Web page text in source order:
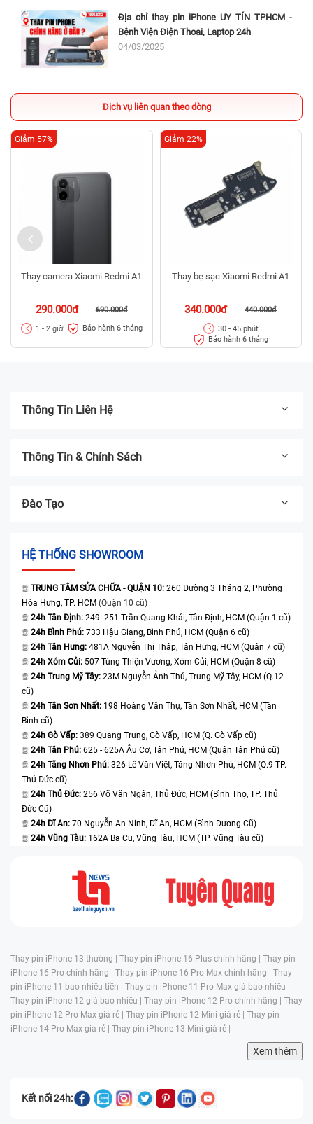
Địa chỉ thay pin iPhone UY TÍN TPHCM -
Bệnh Viện Điện Thoại, Laptop 24h
04/03/2025
Dịch vụ liên quan theo dòng
Thay camera Xiaomi Redmi A1
290.000đ 690.000đ
Giảm 57%
1 - 2 giờ Bảo hành 6 tháng
Thay bẹ sạc Xiaomi Redmi A1
340.000đ 440.000đ
Giảm 22%
30 - 45 phút
Bảo hành 6 tháng
Thông Tin Liên Hệ
Thông Tin & Chính Sách
Đào Tạo
HỆ THỐNG SHOWROOM
TRUNG TÂM SỬA CHỮA - QUẬN 10: 260 Đường 3 Tháng 2, Phường
Hòa Hưng, TP. HCM (Quận 10 cũ)
24h Tân Định: 249 -251 Trần Quang Khải, Tân Định, HCM (Quận 1 cũ)
24h Bình Phú: 733 Hậu Giang, Bình Phú, HCM (Quận 6 cũ)
24h Tân Hưng: 481A Nguyễn Thị Thập, Tân Hưng, HCM (Quận 7 cũ)
24h Xóm Củi: 507 Tùng Thiện Vương, Xóm Củi, HCM (Quận 8 cũ)
24h Trung Mỹ Tây: 23M Nguyễn Ảnh Thủ, Trung Mỹ Tây, HCM (Q.12
cũ)
24h Tân Sơn Nhất: 198 Hoàng Văn Thụ, Tân Sơn Nhất, HCM (Tân
Bình cũ)
24h Gò Vấp: 389 Quang Trung, Gò Vấp, HCM (Q. Gò Vấp cũ)
24h Tân Phú: 625 - 625A Âu Cơ, Tân Phú, HCM (Quận Tân Phú cũ)
24h Tăng Nhơn Phú: 326 Lê Văn Việt, Tăng Nhơn Phú, HCM (Q.9 TP.
Thủ Đức cũ)
24h Thủ Đức: 256 Võ Văn Ngân, Thủ Đức, HCM (Bình Thọ, TP. Thủ
Đức Cũ)
24h Dĩ An: 70 Nguyễn An Ninh, Dĩ An, HCM (Bình Dương Cũ)
24h Vũng Tàu: 162A Ba Cu, Vũng Tàu, HCM (TP. Vũng Tàu cũ)
Thay pin iPhone 13 thường | Thay pin iPhone 16 Plus chính hãng | Thay pin
iPhone 16 Pro chính hãng | Thay pin iPhone 16 Pro Max chính hãng | Thay
pin iPhone 11 bao nhiêu tiền | Thay pin iPhone 11 Pro Max giá bao nhiêu |
Thay pin iPhone 12 giá bao nhiêu | Thay pin iPhone 12 Pro chính hãng | Thay
pin iPhone 12 Pro Max giá rẻ | Thay pin iPhone 12 Mini giá rẻ | Thay pin
iPhone 14 Pro Max giá rẻ | Thay pin iPhone 13 Mini giá rẻ |
Xem thêm
Kết nối 24h: